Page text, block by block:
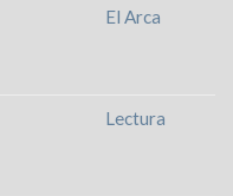
El Arca
Lectura